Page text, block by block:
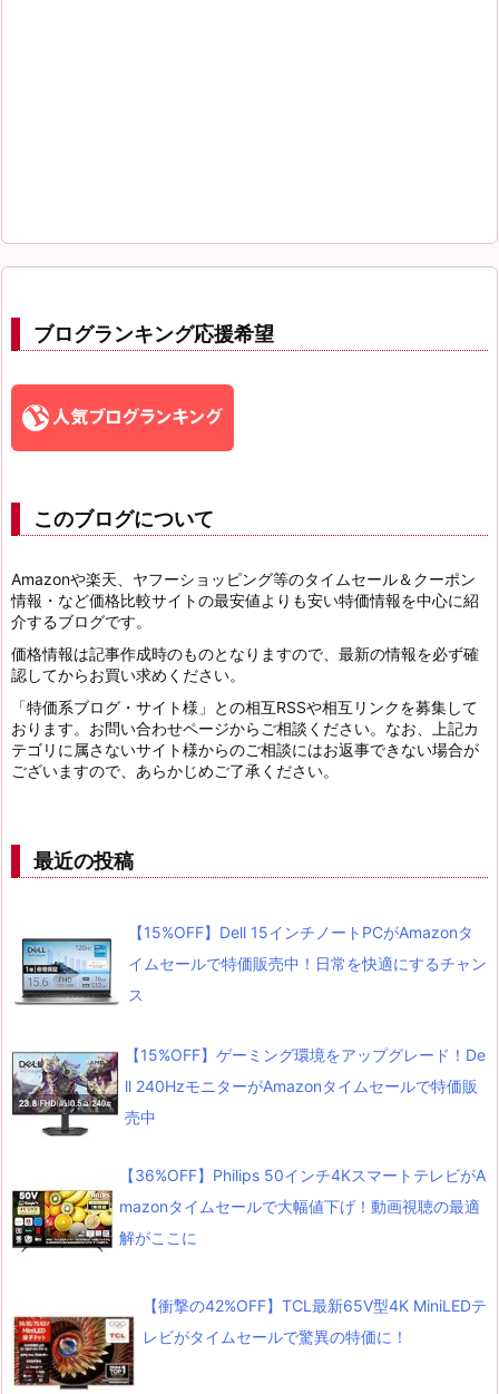
ブログランキング応援希望
このブログについて
Amazonや楽天、ヤフーショッピング等のタイムセール＆クーポン
情報・など価格比較サイトの最安値よりも安い特価情報を中心に紹
介するブログです。
価格情報は記事作成時のものとなりますので、最新の情報を必ず確
認してからお買い求めください。
「特価系ブログ・サイト様」との相互RSSや相互リンクを募集して
おります。お問い合わせページからご相談ください。なお、上記カ
テゴリに属さないサイト様からのご相談にはお返事できない場合が
ございますので、あらかじめご了承ください。
最近の投稿
【15%OFF】Dell 15インチノートPCがAmazonタ
イムセールで特価販売中！日常を快適にするチャン
ス
【15%OFF】ゲーミング環境をアップグレード！De
ll 240HzモニターがAmazonタイムセールで特価販
売中
【36%OFF】Philips 50インチ4KスマートテレビがA
mazonタイムセールで大幅値下げ！動画視聴の最適
解がここに
【衝撃の42%OFF】TCL最新65V型4K MiniLEDテ
レビがタイムセールで驚異の特価に！